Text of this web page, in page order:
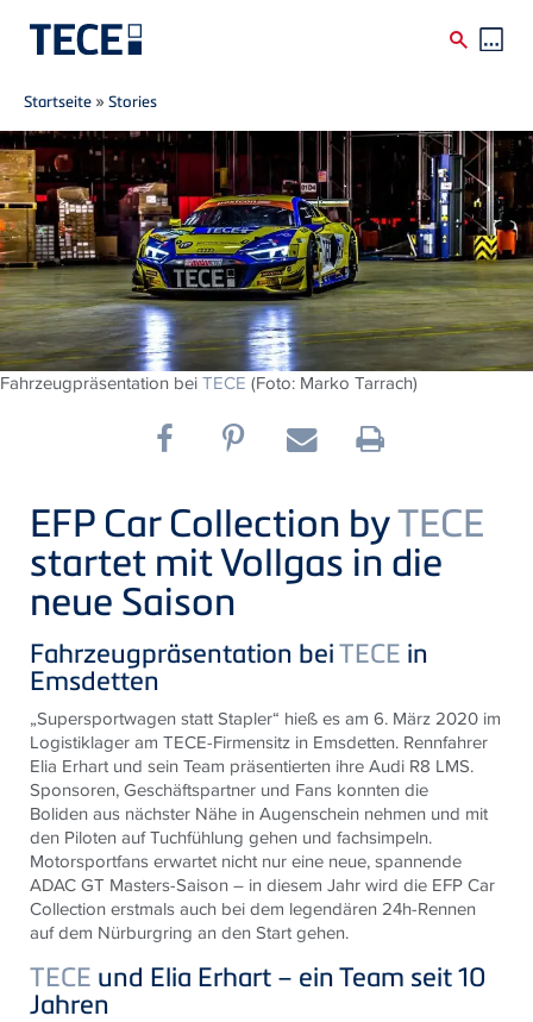
Direkt zum Inhalt
Breadcrumb
Startseite »Stories
Fahrzeugpräsentation beiTECE (Foto: Marko Tarrach)
EFP Car Collection byTECE
startet mit Vollgas in die
neue Saison
Fahrzeugpräsentation beiTECE in
Emsdetten
„Supersportwagen statt Stapler“ hieß es am 6. März 2020 im
Logistiklager am TECE-Firmensitz in Emsdetten. Rennfahrer
Elia Erhart und sein Team präsentierten ihre Audi R8 LMS.
Sponsoren, Geschäftspartner und Fans konnten die
Bolidenaus nächster Nähe in Augenschein nehmen und mit
den Piloten auf Tuchfühlung gehen und fachsimpeln.
Motorsportfans erwartet nicht nur eine neue, spannende
ADAC GT Masters-Saison – in diesem Jahr wird die EFP Car
Collection erstmals auch bei dem legendären 24h-Rennen
auf dem Nürburgring an den Start gehen.
TECE und Elia Erhart – ein Team seit 10
Jahren